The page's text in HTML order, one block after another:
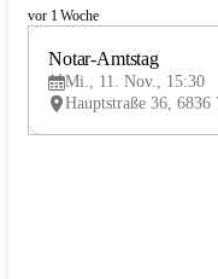
V
vor 1 Woche
Notar-Amtstag
Mi., 11. Nov., 15:30